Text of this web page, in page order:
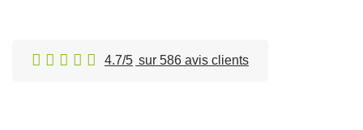
4.7/5 sur 586 avis clients